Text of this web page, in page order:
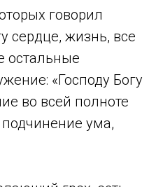
говорил
сердце, жизнь, все
остальные
«Господу Богу
во всей полноте
ума,